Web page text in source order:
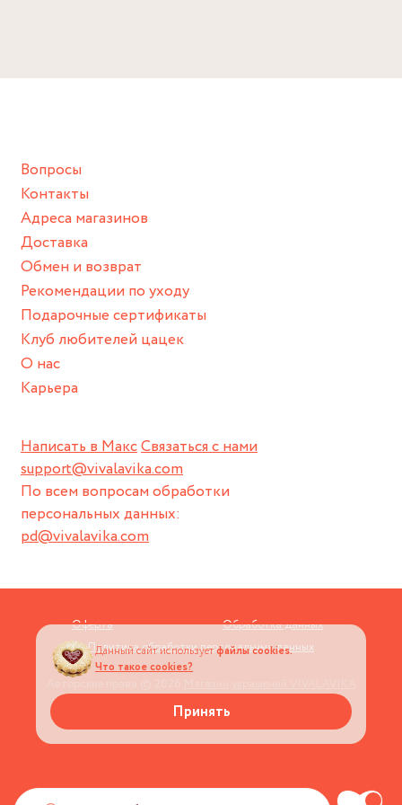
Снимайте ваше украшение перед купанием (и в море, и в
спортивный инвентарь).
Храните изделие в сухом месте.
Для надежного хранения мы доставляем все изделия в
нашей фирменной коробке или упаковке бренда.
Пожалуйста, используйте эту упаковку для хранения,
пока не носите украшение на себе.
Написать в МаксСвязаться с нами
support@vivalavika.com
По всем вопросам обработки
персональных данных:
pd@vivalavika.com
Вопросы
Контакты
Адреса магазинов
Доставка
Обмен и возврат
Рекомендации по уходу
Подарочные сертификаты
Клуб любителей цацек
О нас
Карьера
Оферта
Обработка данных
Политика обработки персональных данных
Данный сайт используетфайлы cookies.
Что такое cookies?
Принять